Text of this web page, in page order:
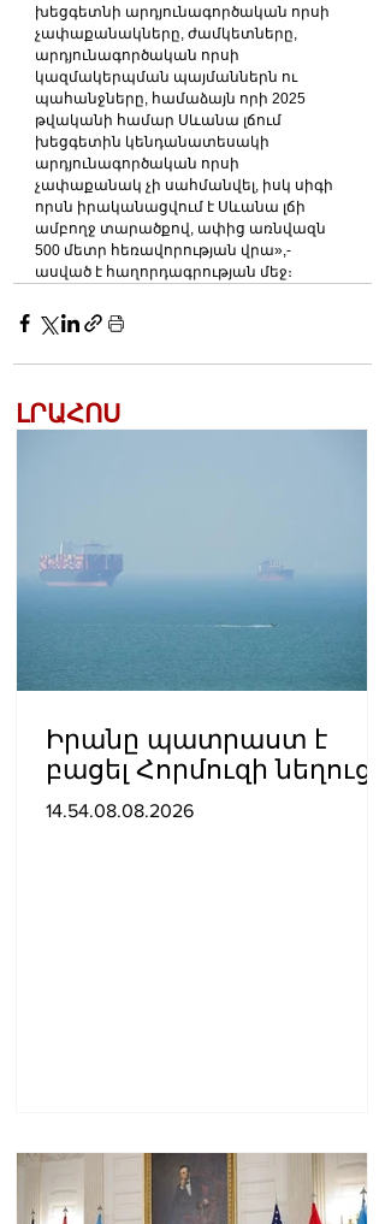
խեցգետնի արդյունագործական որսի
չափաքանակները, ժամկետները,
արդյունագործական որսի
կազմակերպման պայմաններն ու
պահանջները, համաձայն որի 2025
թվականի համար Սևանա լճում
խեցգետին կենդանատեսակի
արդյունագործական որսի
չափաքանակ չի սահմանվել, իսկ սիգի
որսն իրականացվում է Սևանա լճի
ամբողջ տարածքով, ափից առնվազն
500 մետր հեռավորության վրա»,-
ասված է հաղորդագրության մեջ։
ԼՐԱՀՈՍ
Իրանը պատրաստ է
բացել Հորմուզի նեղուցը,
եթե ԱՄՆ-ն ընդունի
14.54.08.08.2026